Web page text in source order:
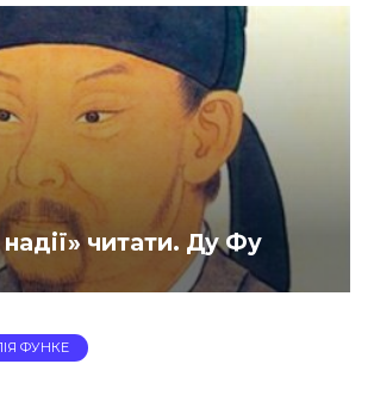
надії» читати. Ду Фу
ФУНКЕ